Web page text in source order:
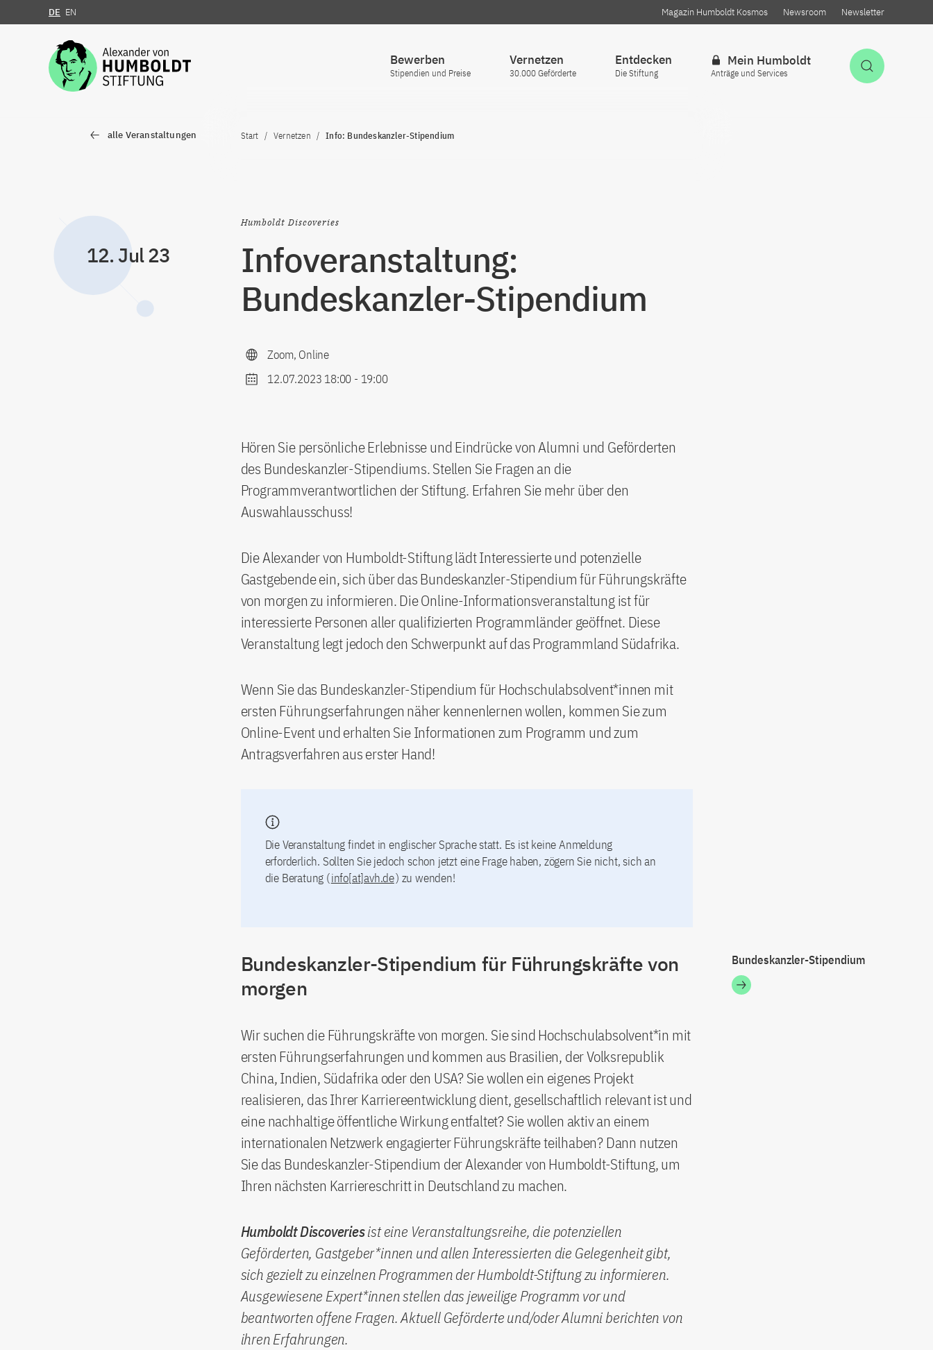
Zum Inhalt springen
DE EN Magazin Humboldt Kosmos Newsroom Newsletter
Bewerben
Stipendien und Preise
Vernetzen
30.000 Geförderte
Entdecken
Die Stiftung
Mein Humboldt
Anträge und Services
alle Veranstaltungen Start Vernetzen Info: Bundeskanzler-Stipendium
12. Jul 23
Humboldt Discoveries
Infoveranstaltung:
Bundeskanzler-Stipendium
Zoom, Online
12.07.2023 18:00 - 19:00
Hören Sie persönliche Erlebnisse und Eindrücke von Alumni und Geförderten
des Bundeskanzler-Stipendiums. Stellen Sie Fragen an die
Programmverantwortlichen der Stiftung. Erfahren Sie mehr über den
Auswahlausschuss!
Die Alexander von Humboldt-Stiftung lädt Interessierte und potenzielle
Gastgebende ein, sich über das Bundeskanzler-Stipendium für Führungskräfte
von morgen zu informieren. Die Online-Informationsveranstaltung ist für
interessierte Personen aller qualifizierten Programmländer geöffnet. Diese
Veranstaltung legt jedoch den Schwerpunkt auf das Programmland Südafrika.
Wenn Sie das Bundeskanzler-Stipendium für Hochschulabsolvent*innen mit
ersten Führungserfahrungen näher kennenlernen wollen, kommen Sie zum
Online-Event und erhalten Sie Informationen zum Programm und zum
Antragsverfahren aus erster Hand!
Die Veranstaltung findet in englischer Sprache statt. Es ist keine Anmeldung
erforderlich. Sollten Sie jedoch schon jetzt eine Frage haben, zögern Sie nicht, sich an
die Beratung (info[at]avh.de) zu wenden!
Bundeskanzler-Stipendium
Bundeskanzler-Stipendium für Führungskräfte von
morgen
Wir suchen die Führungskräfte von morgen. Sie sind Hochschulabsolvent*in mit
ersten Führungserfahrungen und kommen aus Brasilien, der Volksrepublik
China, Indien, Südafrika oder den USA? Sie wollen ein eigenes Projekt
realisieren, das Ihrer Karriereentwicklung dient, gesellschaftlich relevant ist und
eine nachhaltige öffentliche Wirkung entfaltet? Sie wollen aktiv an einem
internationalen Netzwerk engagierter Führungskräfte teilhaben? Dann nutzen
Sie das Bundeskanzler-Stipendium der Alexander von Humboldt-Stiftung, um
Ihren nächsten Karriereschritt in Deutschland zu machen.
Humboldt Discoveriesist eine Veranstaltungsreihe, die potenziellen
Geförderten, Gastgeber*innen und allen Interessierten die Gelegenheit gibt,
sich gezielt zu einzelnen Programmen der Humboldt-Stiftung zu informieren.
Ausgewiesene Expert*innen stellen das jeweilige Programm vor und
beantworten offene Fragen. Aktuell Geförderte und/oder Alumni berichten von
ihren Erfahrungen.